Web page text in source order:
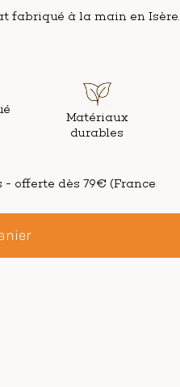
fabriqué à la main en Isère.
Matériaux
durables
- offerte dès 79€ (France